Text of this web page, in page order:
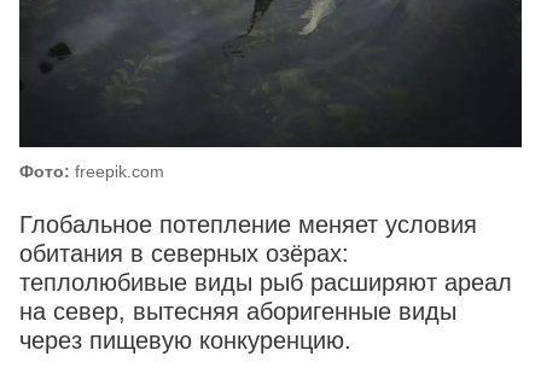
Фото: freepik.com
Глобальное потепление меняет условия
обитания в северных озёрах:
теплолюбивые виды рыб расширяют ареал
на север, вытесняя аборигенные виды
через пищевую конкуренцию.